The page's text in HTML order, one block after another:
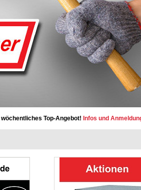
wöchentliches Top-Angebot! Infos und